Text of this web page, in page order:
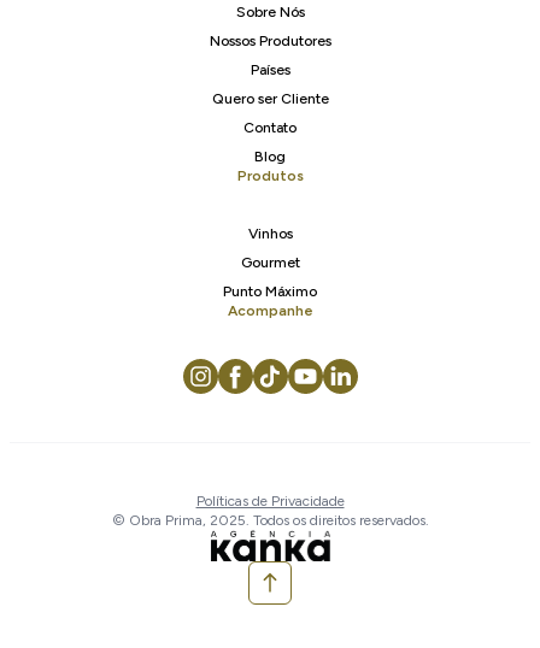
Sobre Nós
Nossos Produtores
Países
Quero ser Cliente
Contato
Blog
Produtos
Vinhos
Gourmet
Punto Máximo
Acompanhe
Políticas de Privacidade
© Obra Prima, 2025. Todos os direitos reservados.